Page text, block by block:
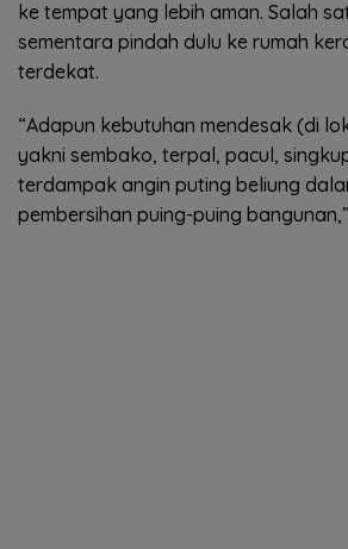
ke tempat yang lebih aman. Salah
sementara pindah dulu ke rumah
terdekat.
“Adapun kebutuhan mendesak (di
yakni sembako, terpal, pacul,
terdampak angin puting beliung
pembersihan puing-puing